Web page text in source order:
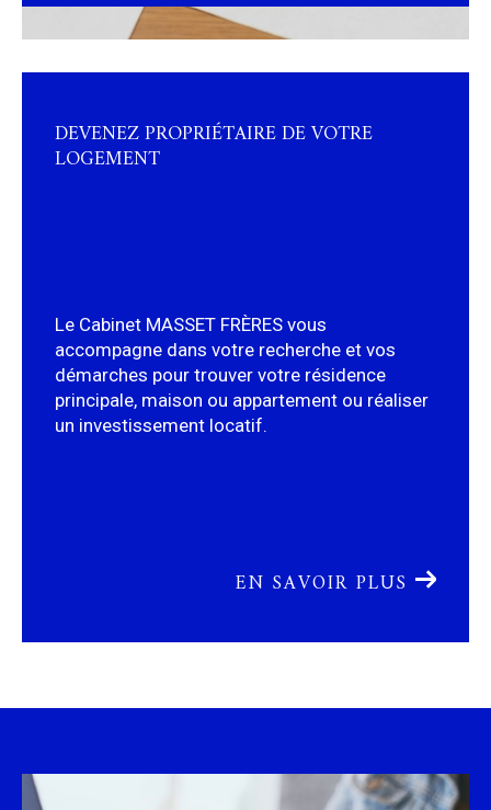
LOGEMENT
accompagne dans votre recherche et vos
démarches pour trouver votre résidence
principale, maison ou appartement ou réaliser
un investissement locatif.